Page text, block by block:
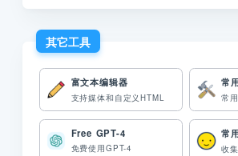
其它工具
富文本编辑器
支持媒体和自定义HTML
常
常
Free GPT-4
免费使用GPT-4
常
收